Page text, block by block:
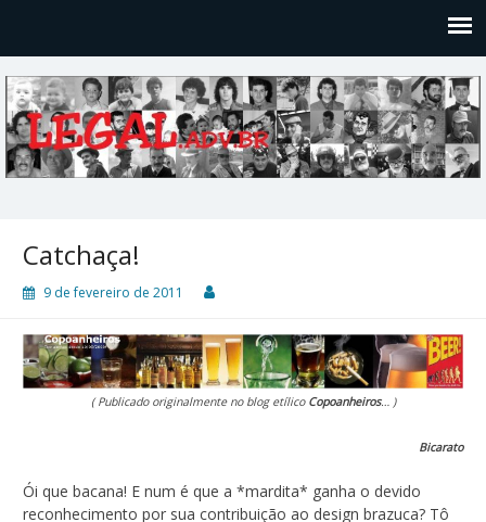
Catchaça!
9 de fevereiro de 2011
( Publicado originalmente no blog etílico Copoanheiros… )
Bicarato
Ói que bacana! E num é que a *mardita* ganha o devido
reconhecimento por sua contribuição ao design brazuca? Tô